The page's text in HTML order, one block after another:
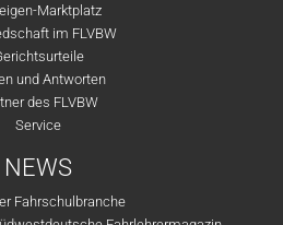
Marktplatz
im FLVBW
und Antworten
des FLVBW
Service
NEWS
Fahrschulbranche